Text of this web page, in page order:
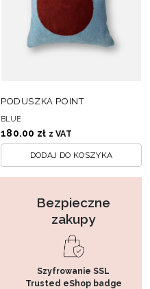
PODUSZKA POINT
BLUE
180.00 zł z VAT
DODAJ DO KOSZYKA
Bezpieczne
zakupy
Szyfrowanie SSL
Trusted eShop badge